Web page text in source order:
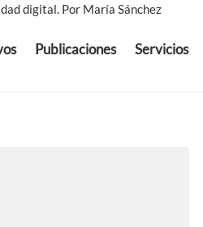
digital. Por María Sánchez
Publicaciones Servicios